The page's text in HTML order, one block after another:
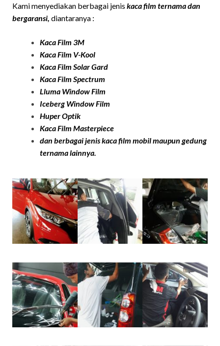
Kami menyediakan berbagai jenis kaca film ternama dan
bergaransi, diantaranya :
Kaca Film 3M
Kaca Film V-Kool
Kaca Film Solar Gard
Kaca Film Spectrum
Lluma Window Film
Iceberg Window Film
Huper Optik
Kaca Film Masterpiece
dan berbagai jenis kaca film mobil maupun gedung
ternama lainnya.